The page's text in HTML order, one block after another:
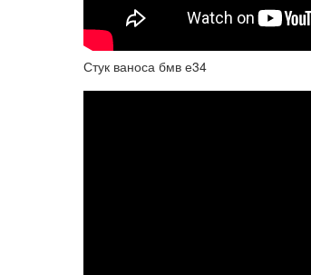
Стук ваноса бмв е34